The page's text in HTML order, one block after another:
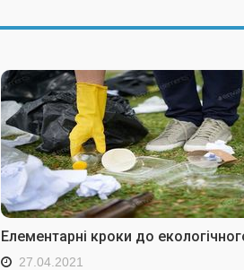
Елементарні кроки до
27.04.2021